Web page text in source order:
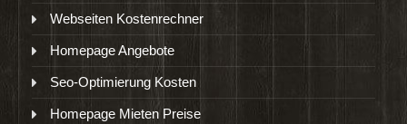
Webseiten Kostenrechner
Homepage Angebote
Seo-Optimierung Kosten
Homepage Mieten Preise